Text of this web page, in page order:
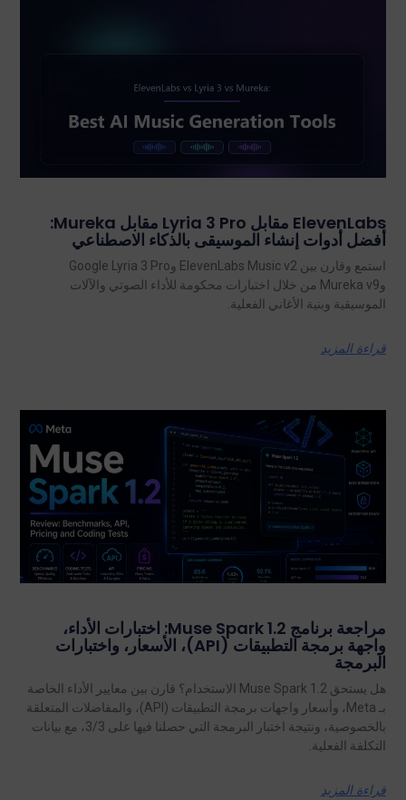
ElevenLabs مقابل Lyria 3 Pro مقابل Mureka:
أفضل أدوات إنشاء الموسيقى بالذكاء الاصطناعي
استمع وقارن بين ElevenLabs Music v2 وGoogle Lyria 3 Pro
وMureka v9 من خلال اختبارات محكومة للأداء الصوتي والآلات
الموسيقية وبنية الأغاني الفعلية.
قراءة المزيد
مراجعة برنامج Muse Spark 1.2: اختبارات الأداء،
واجهة برمجة التطبيقات (API)، الأسعار، واختبارات
البرمجة
هل يستحق Muse Spark 1.2 الاستخدام؟ قارن بين معايير الأداء الخاصة
بـ Meta، وأسعار واجهات برمجة التطبيقات (API)، والمفاضلات المتعلقة
بالخصوصية، ونتيجة اختبار البرمجة التي حصلنا فيها على 3/3، مع بيانات
التكلفة الفعلية.
قراءة المزيد